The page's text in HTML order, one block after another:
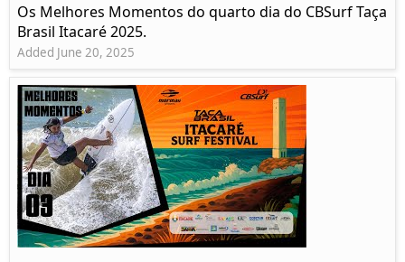
Os Melhores Momentos do quarto dia do CBSurf Taça
Brasil Itacaré 2025.
Added June 20, 2025